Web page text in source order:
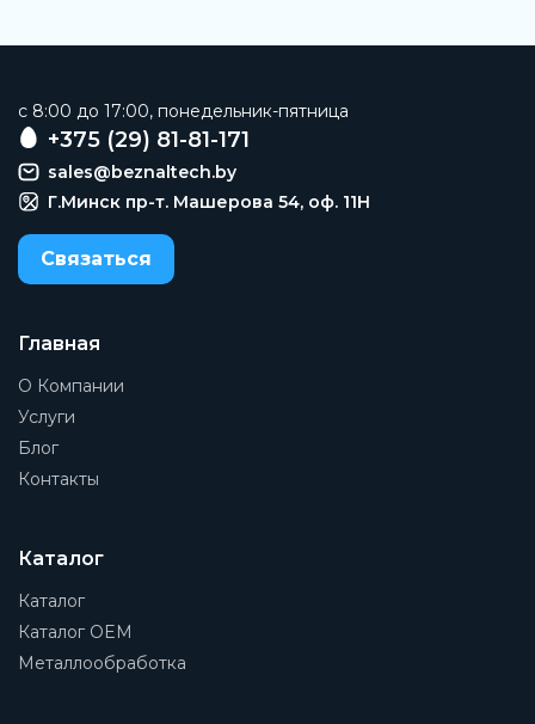
c 8:00 до 17:00, понедельник-пятница
+375 (29) 81-81-171
sales@beznaltech.by
Г.Минск пр-т. Машерова 54, оф. 11H
Связаться
Главная
О Компании
Услуги
Блог
Контакты
Каталог
Каталог
Каталог OEM
Металлообработка